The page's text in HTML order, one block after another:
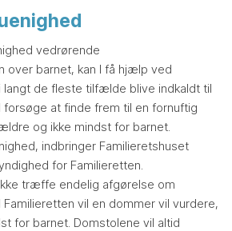
vedrørende
barnet, kan I få hjælp ved
langt de fleste tilfælde blive indkaldt til
forsøge at finde frem til en fornuftig
og ikke mindst for barnet.
indbringer Familieretshuset
for Familieretten.
træffe endelig afgørelse om
vil en dommer vil vurdere,
for barnet. Domstolene vil altid